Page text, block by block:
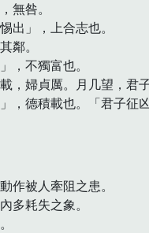
無咎。
出」，上合志也。
鄰。
，不獨富也。
，婦貞厲。月几望，君子
」，德積載也。「君子
作被人牽阻之患。
多耗失之象。